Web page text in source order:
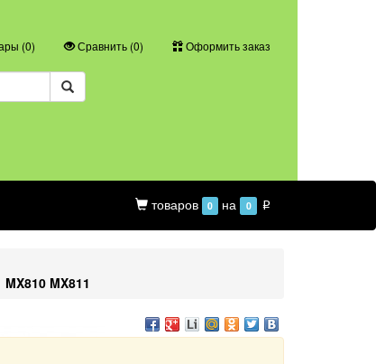
(0) Сравнить (0) Оформить заказ
товаров 0 на 0 p
MX811